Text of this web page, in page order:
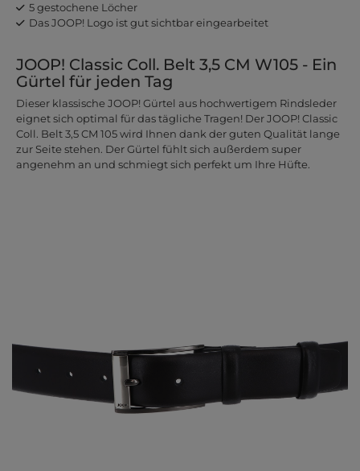
5 gestochene Löcher
Das JOOP! Logo ist gut sichtbar eingearbeitet
JOOP! Classic Coll. Belt 3,5 CM W105 - Ein
Gürtel für jeden Tag
Dieser klassische JOOP! Gürtel aus hochwertigem Rindsleder
eignet sich optimal für das tägliche Tragen! Der JOOP! Classic
Coll. Belt 3,5 CM 105 wird Ihnen dank der guten Qualität lange
zur Seite stehen. Der Gürtel fühlt sich außerdem super
angenehm an und schmiegt sich perfekt um Ihre Hüfte.